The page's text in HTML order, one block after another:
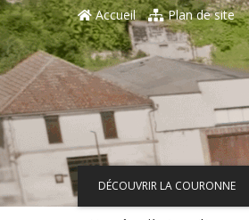
Aller au contenu principal
Accueil
Plan de site
DÉCOUVRIR LA COURONNE